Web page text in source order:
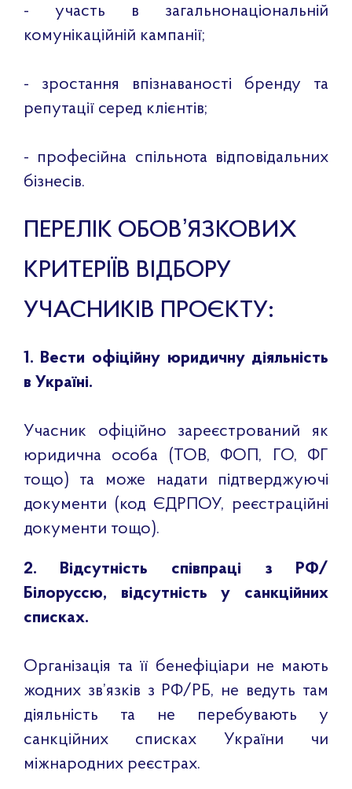
- участь в загальнонаціональній
комунікаційній кампанії;
- зростання впізнаваності бренду та
репутації серед клієнтів;
- професійна спільнота відповідальних
бізнесів.
ПЕРЕЛІК ОБОВʼЯЗКОВИХ
КРИТЕРІЇВ ВІДБОРУ
УЧАСНИКІВ ПРОЄКТУ:
1. Вести офіційну юридичну діяльність
в Україні.
Учасник офіційно зареєстрований як
юридична особа (ТОВ, ФОП, ГО, ФГ
тощо) та може надати підтверджуючі
документи (код ЄДРПОУ, реєстраційні
документи тощо).
2. Відсутність співпраці з РФ/
Білоруссю, відсутність у санкційних
списках.
Організація та її бенефіціари не мають
жодних зв’язків з РФ/РБ, не ведуть там
діяльність та не перебувають у
санкційних списках України чи
міжнародних реєстрах.